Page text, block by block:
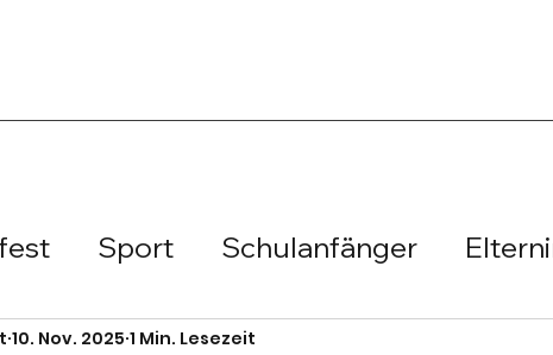
Sport Schulanfänger
Schulmeisterschaft
10. Nov. 2025 1 Min. Lesezeit